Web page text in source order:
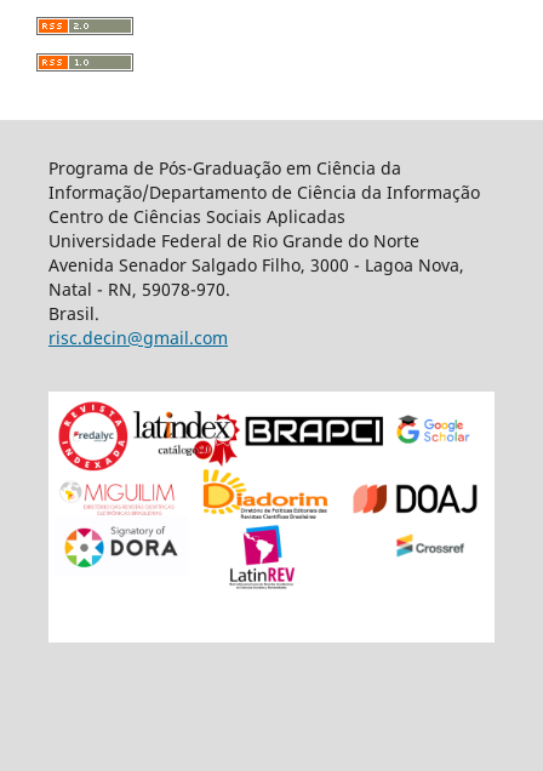
Programa de Pós-Graduação em Ciência da
Informação/Departamento de Ciência da Informação
Centro de Ciências Sociais Aplicadas
Universidade Federal de Rio Grande do Norte
Avenida Senador Salgado Filho, 3000 - Lagoa Nova,
Natal - RN, 59078-970.
Brasil.
risc.decin@gmail.com